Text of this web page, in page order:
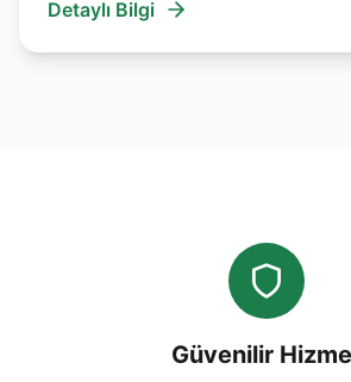
Detaylı Bilgi
Güvenilir